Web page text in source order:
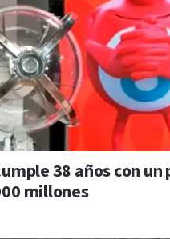
38 años con un
millones